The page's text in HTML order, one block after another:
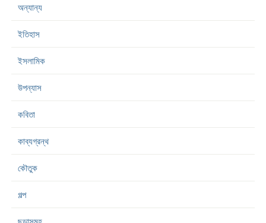
অন্যান্য
ইতিহাস
ইসলামিক
উপন্যাস
কবিতা
কাব্যগ্রন্থ
কৌতুক
গল্প